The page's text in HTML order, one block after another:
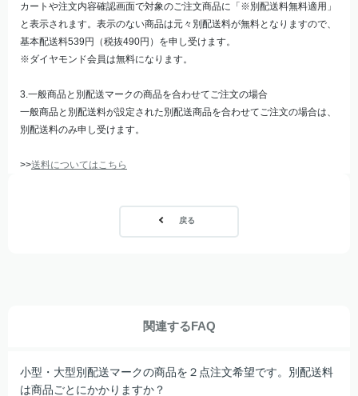
カートや注文内容確認画面で対象のご注文商品に「※別配送料無料適用」
と表示されます。表示のない商品は元々別配送料が無料となりますので、
基本配送料539円（税抜490円）を申し受けます。
※ダイヤモンド会員は無料になります。
3.一般商品と別配送マークの商品を合わせてご注文の場合
一般商品と別配送料が設定された別配送商品を合わせてご注文の場合は、
別配送料のみ申し受けます。
>>送料についてはこちら
戻る
関連するFAQ
小型・大型別配送マークの商品を２点注文希望です。別配送料
は商品ごとにかかりますか？